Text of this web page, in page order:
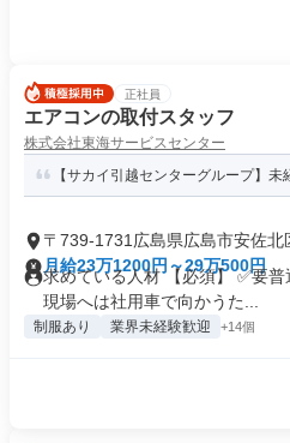
正社員
エアコンの取付スタッフ
株式会社東海サービスセンター
【サカイ引越センターグループ】
〒739-1731広島県広島市安佐北
月給23万1200円～29万500円
求めている人材 【必須】 ✅要
現場へは社用車で向かうた...
制服あり 業界未経験歓迎 +14個